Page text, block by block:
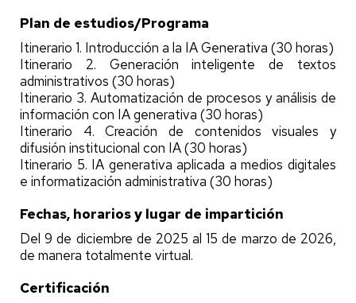
Plan de estudios/Programa
Itinerario 1. Introducción a la IA Generativa (30 horas)
Itinerario 2. Generación inteligente de textos
administrativos (30 horas)
Itinerario 3. Automatización de procesos y análisis de
información con IA generativa (30 horas)
Itinerario 4. Creación de contenidos visuales y
difusión institucional con IA (30 horas)
Itinerario 5. IA generativa aplicada a medios digitales
e informatización administrativa (30 horas)
Fechas, horarios y lugar de impartición
Del 9 de diciembre de 2025 al 15 de marzo de 2026,
de manera totalmente virtual.
Certificación